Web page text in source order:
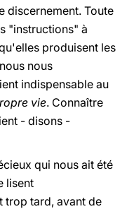
discernement. Toute
"instructions" à
produisent les
nous
indispensable au
vie. Connaître
- disons -
qui nous ait été
lisent
trop tard, avant de